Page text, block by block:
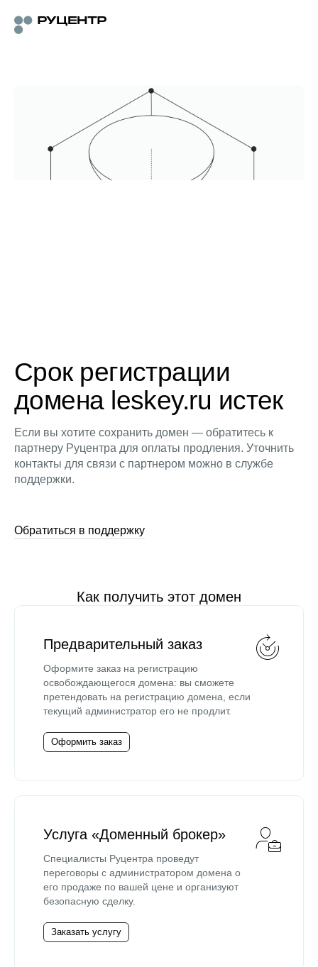
Срок регистрации
домена leskey.ru истек
Если вы хотите сохранить домен — обратитесь к
партнеру Руцентра для оплаты продления. Уточнить
контакты для связи с партнером можно в службе
поддержки.
Обратиться в поддержку
Как получить этот домен
Предварительный заказ
Оформите заказ на регистрацию
освобождающегося домена: вы сможете
претендовать на регистрацию домена, если
текущий администратор его не продлит.
Оформить заказ
Услуга «Доменный брокер»
Специалисты Руцентра проведут
переговоры с администратором домена о
его продаже по вашей цене и организуют
безопасную сделку.
Заказать услугу